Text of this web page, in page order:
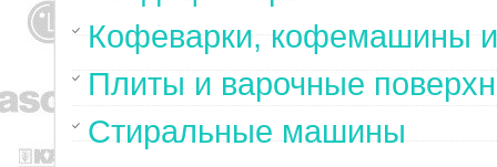
Кофеварки, кофемашины
Плиты и варочные
Стиральные машины